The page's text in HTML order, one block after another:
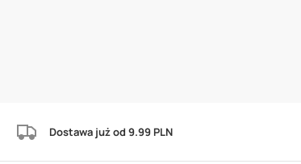
Dostawa już od 9.99 PLN